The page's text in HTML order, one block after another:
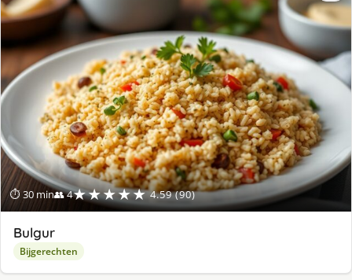
⏱ 30 min👥 4★★★★★ 4.59 (90)
Bulgur
Bijgerechten